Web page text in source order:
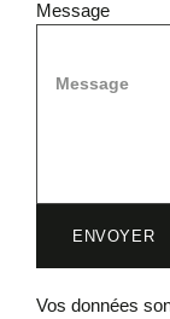
Message
ENVOYER
Vos données